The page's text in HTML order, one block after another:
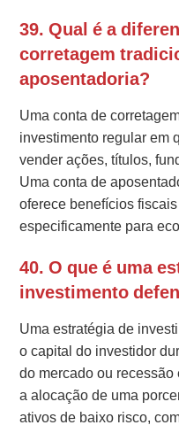
39. Qual é a
corretagem
aposentadoria?
Uma conta de
investimento regular em
vender ações, títulos,
Uma conta de
oferece benefícios
especificamente para
40. O que é uma
investimento
Uma estratégia de
o capital do investidor
do mercado ou
a alocação de uma
ativos de baixo risco,